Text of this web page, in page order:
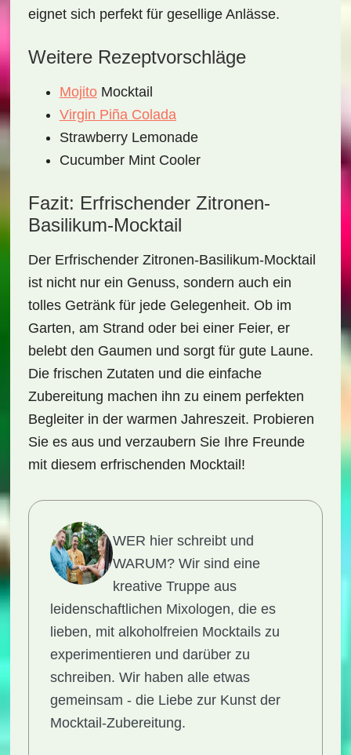
eignet sich perfekt für gesellige Anlässe.
Weitere Rezeptvorschläge
MojitoMocktail
Virgin Piña Colada
Strawberry Lemonade
Cucumber Mint Cooler
Fazit: Erfrischender Zitronen-
Basilikum-Mocktail
Der Erfrischender Zitronen-Basilikum-Mocktail
ist nicht nur ein Genuss, sondern auch ein
tolles Getränk für jede Gelegenheit. Ob im
Garten, am Strand oder bei einer Feier, er
belebt den Gaumen und sorgt für gute Laune.
Die frischen Zutaten und die einfache
Zubereitung machen ihn zu einem perfekten
Begleiter in der warmen Jahreszeit. Probieren
Sie es aus und verzaubern Sie Ihre Freunde
mit diesem erfrischenden Mocktail!
WER hier schreibt und
WARUM?Wir sind eine
kreative Truppe aus
leidenschaftlichen Mixologen, die es
lieben, mit alkoholfreien Mocktails zu
experimentieren und darüber zu
schreiben. Wir haben alle etwas
gemeinsam - die Liebe zur Kunst der
Mocktail-Zubereitung.